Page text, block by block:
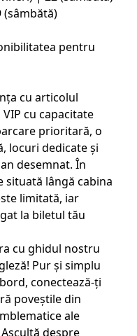
pentru
cu articolul
cu capacitate
prioritară, o
locuri dedicate și
desemnat. În
situată lângă cabina
limitată, iar
la biletul tău
cu ghidul nostru
Pur și simplu
conectează-ți
poveștile din
ale
despre